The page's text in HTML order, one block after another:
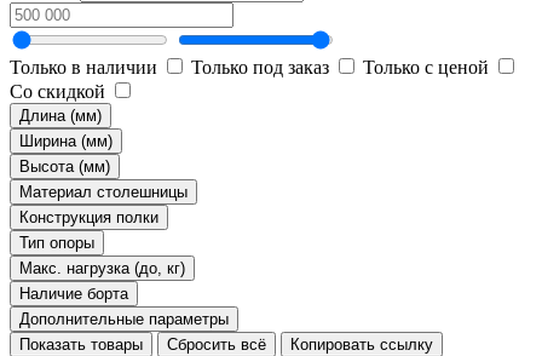
Только в наличии Только под заказ
Только с ценой
Со скидкой
Длина (мм)
Ширина (мм)
Высота (мм)
Материал столешницы
Конструкция полки
Тип опоры
Макс. нагрузка (до, кг)
Наличие борта
Дополнительные параметры
Показать товары
Сбросить всё Копировать ссылку